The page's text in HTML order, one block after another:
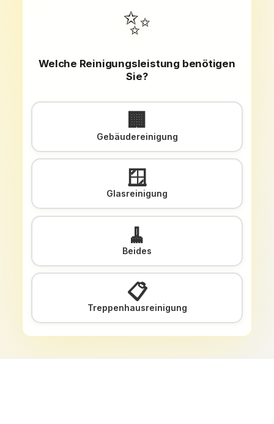
✨
Welche Reinigungsleistung benötigen
Sie?
🏢
Gebäudereinigung
🪟
Glasreinigung
🧹
Beides
📋
Treppenhausreinigung